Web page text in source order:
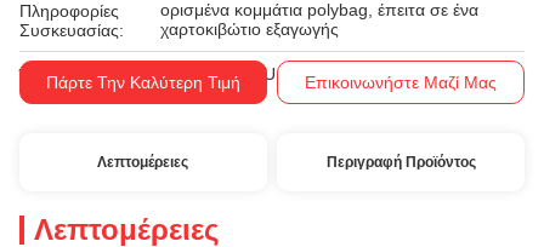
Πληροφορίες
Συσκευασίας:
ορισμένα κομμάτια polybag, έπειτα σε ένα
χαρτοκιβώτιο εξαγωγής
Όροι Πληρωμής: T/T, Western Union, MoneyGram
Πάρτε Την Καλύτερη Τιμή Επικοινωνήστε Μαζί Μας
Λεπτομέρειες Περιγραφή Προϊόντος
Λεπτομέρειες